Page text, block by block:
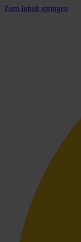
Zum Inhalt springen